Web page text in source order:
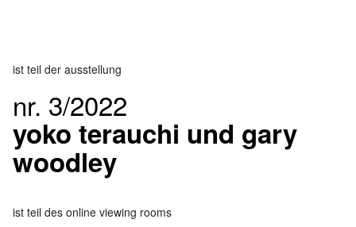
ist teil der ausstellung
nr. 3/2022
yoko terauchi und gary
woodley
ist teil des online viewing rooms